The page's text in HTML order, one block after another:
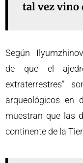
tal vez vino
Según
de que el
extraterrestres”
arqueológicos en
muestran que las
continente de la